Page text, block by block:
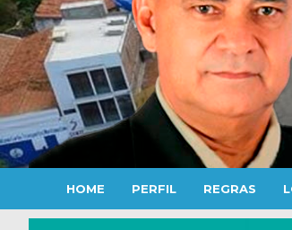
HOME PERFIL REGRAS